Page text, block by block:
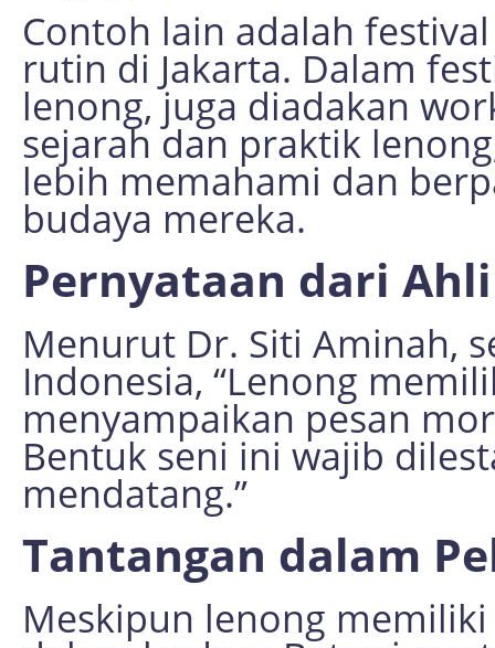
Contoh lain adalah
rutin di Jakarta. Dalam
lenong, juga diadakan
sejarah dan praktik
lebih memahami dan
budaya mereka.
Pernyataan dari Ahli
Menurut Dr. Siti Aminah,
Indonesia, “Lenong
menyampaikan pesan
Bentuk seni ini wajib
mendatang.”
Tantangan dalam
Meskipun lenong